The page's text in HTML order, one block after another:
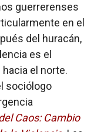
guerrerenses
en el
del huracán,
es el
el norte.
sociólogo
Caos: Cambio